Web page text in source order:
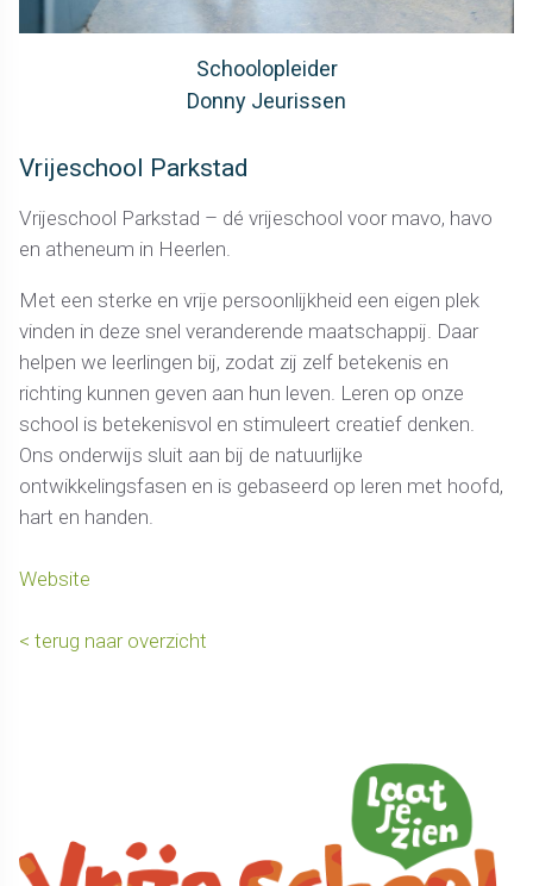
Schoolopleider
Donny Jeurissen
Vrijeschool Parkstad
Vrijeschool Parkstad – dé vrijeschool voor mavo, havo
en atheneum in Heerlen.
Met een sterke en vrije persoonlijkheid een eigen plek
vinden in deze snel veranderende maatschappij. Daar
helpen we leerlingen bij, zodat zij zelf betekenis en
richting kunnen geven aan hun leven. Leren op onze
school is betekenisvol en stimuleert creatief denken.
Ons onderwijs sluit aan bij de natuurlijke
ontwikkelingsfasen en is gebaseerd op leren met hoofd,
hart en handen.
Website
< terug naar overzicht